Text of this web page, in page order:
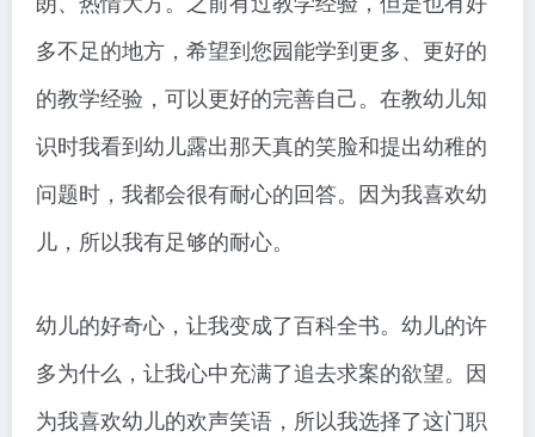
多不足的地方，希望到您园能学到更多、更好的
的教学经验，可以更好的完善自己。在教幼儿知
识时我看到幼儿露出那天真的笑脸和提出幼稚的
问题时，我都会很有耐心的回答。因为我喜欢幼
儿，所以我有足够的耐心。
幼儿的好奇心，让我变成了百科全书。幼儿的许
多为什么，让我心中充满了追去求案的欲望。因
为我喜欢幼儿的欢声笑语，所以我选择了这门职